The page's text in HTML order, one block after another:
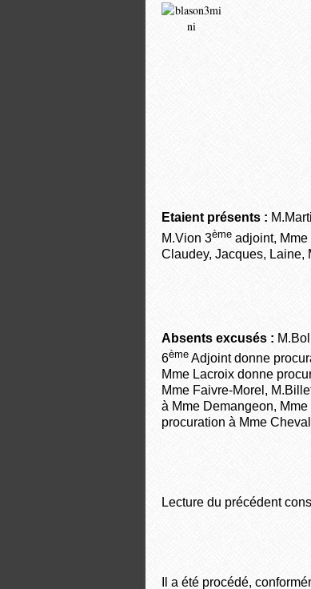
Etaient présents :
M.Vion 3ème adjoint,
Claudey, Jacques, Laine,
Absents excusés :
6ème Adjoint donne
Mme Lacroix donne
Mme Faivre-Morel,
à Mme Demangeon,
procuration à Mme
Lecture du précédent
Il a été procédé,